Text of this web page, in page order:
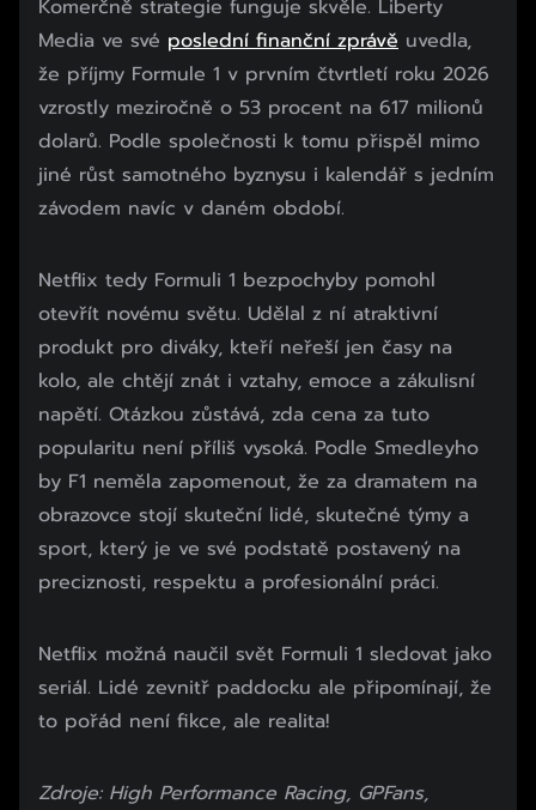
Komerčně strategie funguje skvěle. Liberty
Media ve své poslední finanční zprávě uvedla,
že příjmy Formule 1 v prvním čtvrtletí roku 2026
vzrostly meziročně o 53 procent na 617 milionů
dolarů. Podle společnosti k tomu přispěl mimo
jiné růst samotného byznysu i kalendář s jedním
závodem navíc v daném období.
Netflix tedy Formuli 1 bezpochyby pomohl
otevřít novému světu. Udělal z ní atraktivní
produkt pro diváky, kteří neřeší jen časy na
kolo, ale chtějí znát i vztahy, emoce a zákulisní
napětí. Otázkou zůstává, zda cena za tuto
popularitu není příliš vysoká. Podle Smedleyho
by F1 neměla zapomenout, že za dramatem na
obrazovce stojí skuteční lidé, skutečné týmy a
sport, který je ve své podstatě postavený na
preciznosti, respektu a profesionální práci.
Netflix možná naučil svět Formuli 1 sledovat jako
seriál. Lidé zevnitř paddocku ale připomínají, že
to pořád není fikce, ale realita!
Zdroje: High Performance Racing, GPFans,